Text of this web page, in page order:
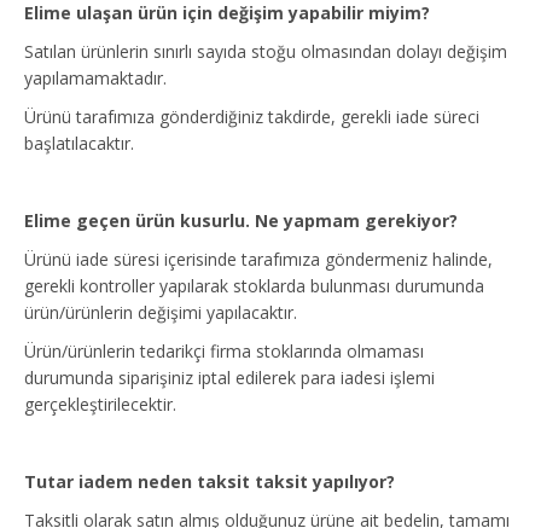
Elime ulaşan ürün için değişim yapabilir miyim?
Satılan ürünlerin sınırlı sayıda stoğu olmasından dolayı değişim
yapılamamaktadır.
Ürünü tarafımıza gönderdiğiniz takdirde, gerekli iade süreci
başlatılacaktır.
Elime geçen ürün kusurlu. Ne yapmam gerekiyor?
Ürünü iade süresi içerisinde tarafımıza göndermeniz halinde,
gerekli kontroller yapılarak stoklarda bulunması durumunda
ürün/ürünlerin değişimi yapılacaktır.
Ürün/ürünlerin tedarikçi firma stoklarında olmaması
durumunda siparişiniz iptal edilerek para iadesi işlemi
gerçekleştirilecektir.
Tutar iadem neden taksit taksit yapılıyor?
Taksitli olarak satın almış olduğunuz ürüne ait bedelin, tamamı